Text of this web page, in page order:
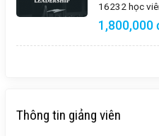
16232 học
1,800,000
Thông tin giảng viên